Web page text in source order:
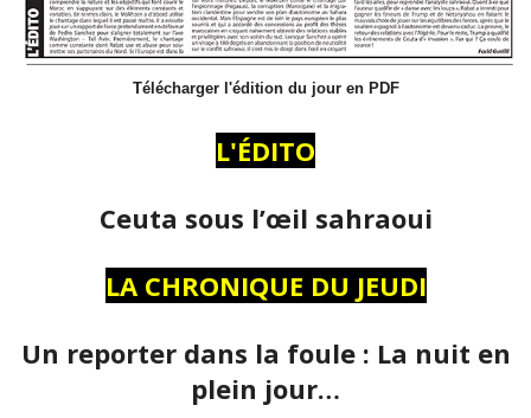
Télécharger l'édition du jour en PDF
L'ÉDITO
Ceuta sous l’œil sahraoui
LA CHRONIQUE DU JEUDI
Un reporter dans la foule : La nuit en
plein jour…